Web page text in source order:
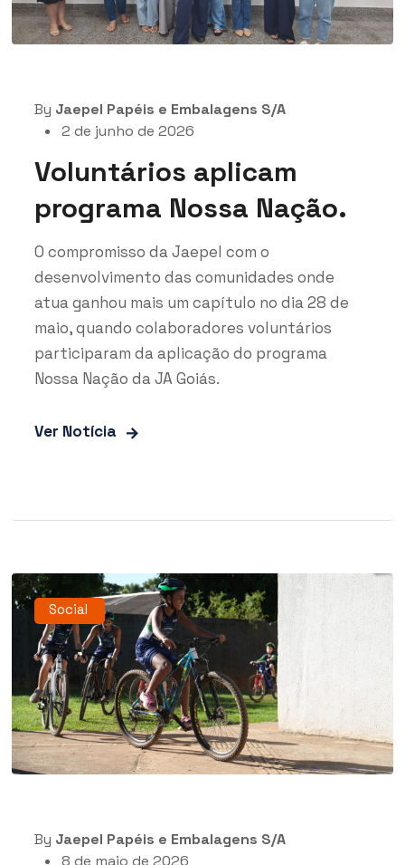
By Jaepel Papéis e Embalagens S/A
2 de junho de 2026
Voluntários aplicam
programa Nossa Nação.
O compromisso da Jaepel com o
desenvolvimento das comunidades onde
atua ganhou mais um capítulo no dia 28 de
maio, quando colaboradores voluntários
participaram da aplicação do programa
Nossa Nação da JA Goiás.
Ver Notícia
Social
By Jaepel Papéis e Embalagens S/A
8 de maio de 2026